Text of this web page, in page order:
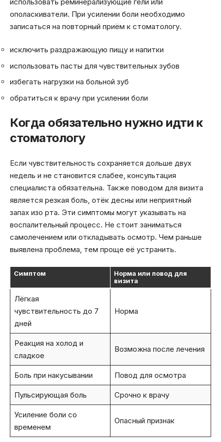
ополаскиватели. При усилении боли необходимо
записаться на повторный приём к стоматологу.
исключить раздражающую пищу и напитки
использовать пасты для чувствительных зубов
избегать нагрузки на больной зуб
обратиться к врачу при усилении боли
Когда обязательно нужно идти к
стоматологу
Если чувствительность сохраняется дольше двух
недель и не становится слабее, консультация
специалиста обязательна. Также поводом для визита
является резкая боль, отёк десны или неприятный
запах изо рта. Эти симптомы могут указывать на
воспалительный процесс. Не стоит заниматься
самолечением или откладывать осмотр. Чем раньше
выявлена проблема, тем проще её устранить.
Симптом
Норма или повод для
визита
Лёгкая
чувствительность до 7
дней
Норма
Реакция на холод и
сладкое
Возможна после лечения
Боль при накусывании Повод для осмотра
Пульсирующая боль Срочно к врачу
Усиление боли со
временем
Опасный признак